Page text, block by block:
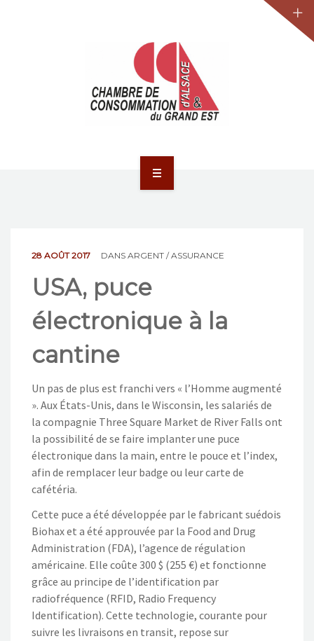
JURIDIQUE
LA CCA-GE
NOS ACTIONS
CONTACT
28 AOÛT 2017 DANS ARGENT / ASSURANCE
USA, puce
électronique à la
cantine
Un pas de plus est franchi vers « l’Homme augmenté
». Aux États-Unis, dans le Wisconsin, les salariés de
la compagnie Three Square Market de River Falls ont
la possibilité de se faire implanter une puce
électronique dans la main, entre le pouce et l’index,
afin de remplacer leur badge ou leur carte de
cafétéria.
Cette puce a été développée par le fabricant suédois
Biohax et a été approuvée par la Food and Drug
Administration (FDA), l’agence de régulation
américaine. Elle coûte 300 $ (255 €) et fonctionne
grâce au principe de l’identification par
radiofréquence (RFID, Radio Frequency
Identification). Cette technologie, courante pour
suivre les livraisons en transit, repose sur